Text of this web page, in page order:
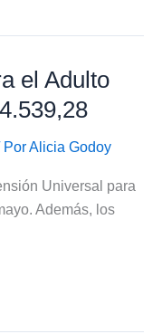
el Adulto
PorAlicia Godoy
Universal para
Además, los